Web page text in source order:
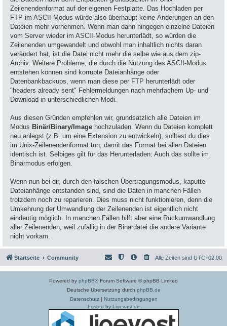
Zeilenendenformat auf der eigenen Festplatte. Das Hochladen per
FTP im ASCII-Modus würde also überhaupt keine Änderungen an den
Dateien mehr vornehmen. Wenn man dann hingegen einzelne Dateien
vom Server wieder im ASCII-Modus herunterlädt, so würden die
Zeilenenden umgewandelt und obwohl man inhaltlich nichts daran
verändert hat, ist die Datei nicht mehr die selbe wie aus dem zip-
Archiv. Weitere Probleme, die durch die Nutzung des ASCII-Modus
entstehen können sind korrupte Dateianhänge oder
Datenbankbackups, wenn man diese per FTP herunterlädt oder
"headers already sent" Fehlermeldungen nach mehrfachem Up- und
Download in unterschiedlichen Modi.
Aus diesen Gründen empfehlen wir, grundsätzlich alle Dateien im
Modus Binär/Binary/Image hochzuladen. Wenn du Dateien komplett
neu anlegst (z.B. um eine Extension zu entwickeln), solltest du dies
im Unix-Zeilenendenformat tun, damit das Format bei allen Dateien
identisch ist. Selbiges gilt für das Herunterladen: Auch das sollte im
Binärmodus erfolgen.
Wenn nun bei dir, durch den falschen Übertragungsmodus, kaputte
Dateianhänge entstanden sind, sind die Daten in manchen Fällen
trotzdem noch zu reparieren. Dies muss nicht funktionieren, denn die
Umkehrung der Umwandlung der Zeilenenden ist eigentlich nicht
eindeutig möglich. In manchen Fällen hilft aber eine Rückumwandlung
aller Zeilenenden, weil zufällig in der Binärdatei die andere Variante
nicht vorkam.
Startseite Community Alle Zeiten sind UTC+02:00
Powered by phpBB® Forum Software © phpBB Limited
Deutsche Übersetzung durch phpBB.de
Datenschutz| Nutzungsbedingungen
hosted by Linevast.de